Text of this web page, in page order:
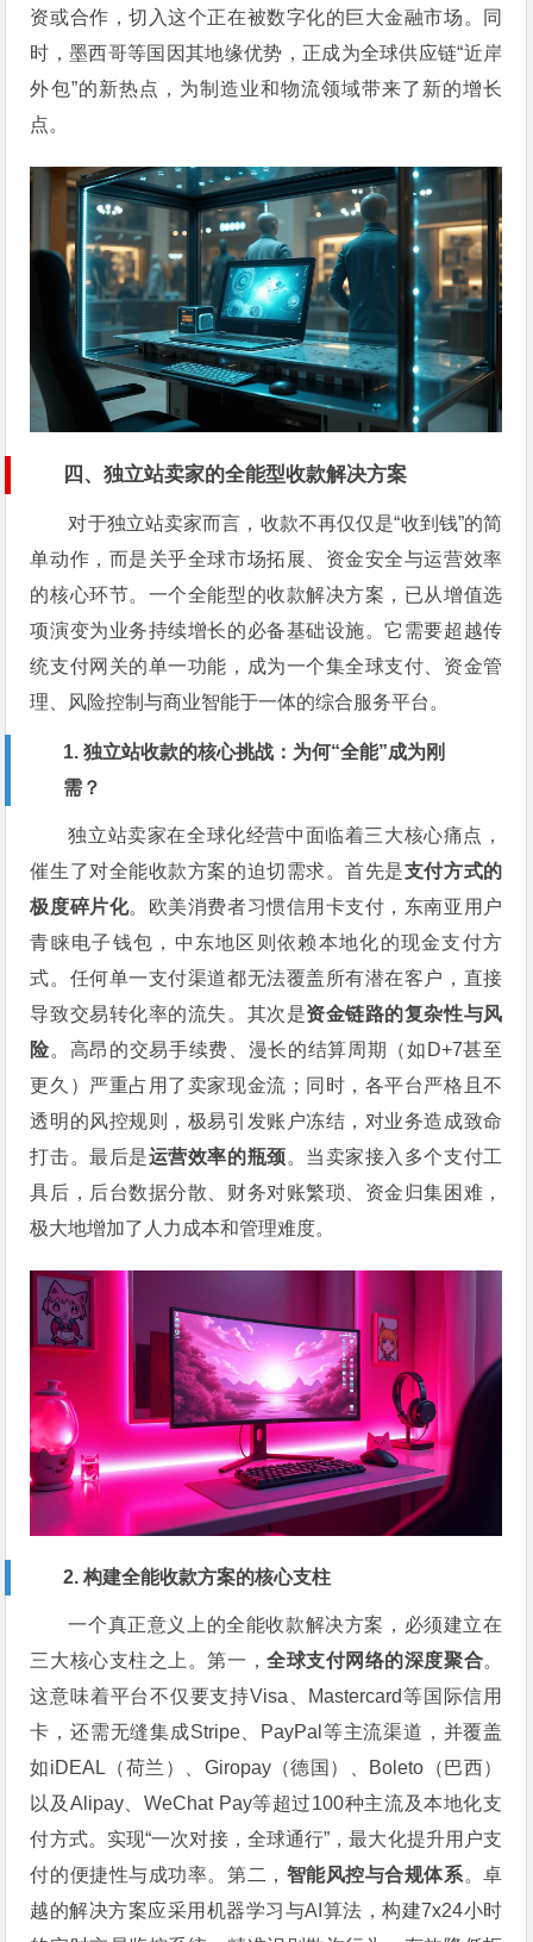
资或合作，切入这个正在被数字化的巨大金融市场。同
时，墨西哥等国因其地缘优势，正成为全球供应链“近岸
外包”的新热点，为制造业和物流领域带来了新的增长
点。
四、独立站卖家的全能型收款解决方案
对于独立站卖家而言，收款不再仅仅是“收到钱”的简
单动作，而是关乎全球市场拓展、资金安全与运营效率
的核心环节。一个全能型的收款解决方案，已从增值选
项演变为业务持续增长的必备基础设施。它需要超越传
统支付网关的单一功能，成为一个集全球支付、资金管
理、风险控制与商业智能于一体的综合服务平台。
1. 独立站收款的核心挑战：为何“全能”成为刚
需？
独立站卖家在全球化经营中面临着三大核心痛点，
催生了对全能收款方案的迫切需求。首先是支付方式的
极度碎片化。欧美消费者习惯信用卡支付，东南亚用户
青睐电子钱包，中东地区则依赖本地化的现金支付方
式。任何单一支付渠道都无法覆盖所有潜在客户，直接
导致交易转化率的流失。其次是资金链路的复杂性与风
险。高昂的交易手续费、漫长的结算周期（如D+7甚至
更久）严重占用了卖家现金流；同时，各平台严格且不
透明的风控规则，极易引发账户冻结，对业务造成致命
打击。最后是运营效率的瓶颈。当卖家接入多个支付工
具后，后台数据分散、财务对账繁琐、资金归集困难，
极大地增加了人力成本和管理难度。
2. 构建全能收款方案的核心支柱
一个真正意义上的全能收款解决方案，必须建立在
三大核心支柱之上。第一，全球支付网络的深度聚合。
这意味着平台不仅要支持Visa、Mastercard等国际信用
卡，还需无缝集成Stripe、PayPal等主流渠道，并覆盖
如iDEAL（荷兰）、Giropay（德国）、Boleto（巴西）
以及Alipay、WeChat Pay等超过100种主流及本地化支
付方式。实现“一次对接，全球通行”，最大化提升用户支
付的便捷性与成功率。第二， 智能风控与合规体系。卓
越的解决方案应采用机器学习与AI算法，构建7x24小时